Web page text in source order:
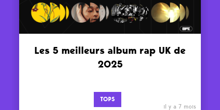
Les 5 meilleurs album rap UK de
2025
TOPS
il y a 7 mois